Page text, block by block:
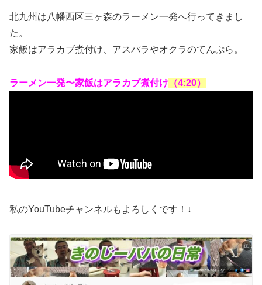
北九州は八幡西区三ヶ森のラーメン一発へ行ってきまし
た。
家飯はアラカブ煮付け、アスパラやオクラのてんぷら。
ラーメン一発〜家飯はアラカブ煮付け （4:20）
私のYouTubeチャンネルもよろしくです！↓